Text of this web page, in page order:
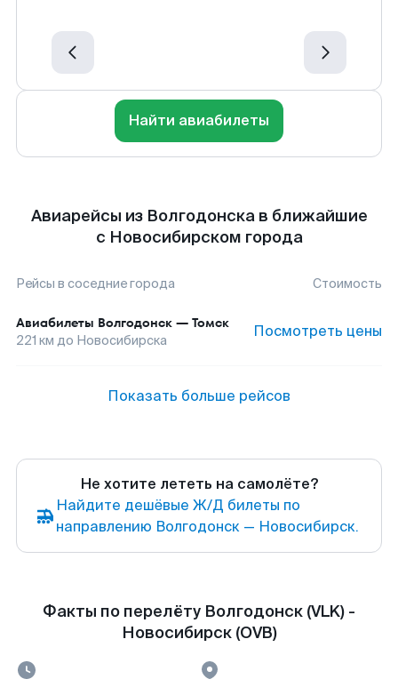
Найти авиабилеты
Авиарейсы из Волгодонска в ближайшие
с Новосибирском города
Рейсы в соседние города Стоимость
Авиабилеты Волгодонск — Томск
221 км до Новосибирска Посмотреть цены
Показать больше рейсов
Не хотите лететь на самолёте?
Найдите дешёвые Ж/Д билеты по
направлению Волгодонск — Новосибирск.
Факты по перелёту Волгодонск (VLK) -
Новосибирск (OVB)